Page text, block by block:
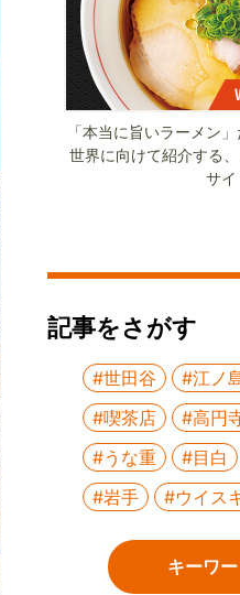
「本当に旨いラーメン
世界に向けて紹介する
サイ
記事をさがす
#世田谷 #江ノ
#喫茶店
#高円
#うな重
#目白
#岩手
#ウイス
キーワ